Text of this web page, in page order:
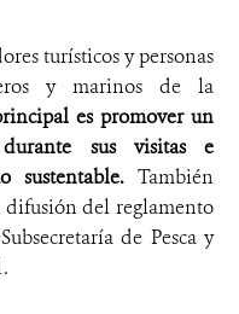
turísticos y personas
y marinos de la
es promover un
durante sus visitas e
sustentable. También
difusión del reglamento
de Pesca y